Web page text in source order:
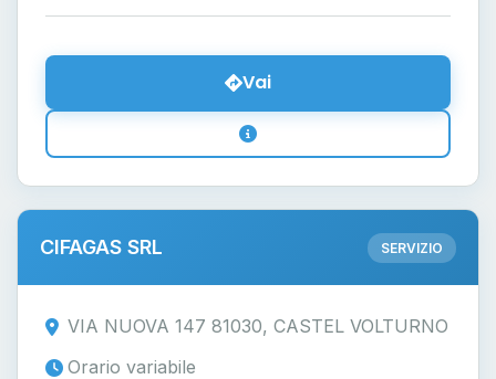
Vai
CIFAGAS SRL SERVIZIO
VIA NUOVA 147 81030, CASTEL VOLTURNO
Orario variabile